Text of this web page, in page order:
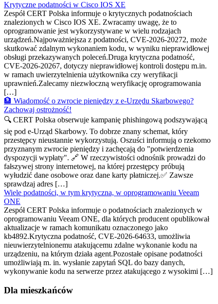
Krytyczne podatności w Cisco IOS XE
Zespół CERT Polska informuje o krytycznych podatnościach
znalezionych w Cisco IOS XE. Zwracamy uwagę, że to
oprogramowanie jest wykorzystywane w wielu rodzajach
urządzeń.Najpoważniejsza z podatności, CVE-2026-20272, może
skutkować zdalnym wykonaniem kodu, w wyniku nieprawidłowej
obsługi przekazywanych poleceń.Druga krytyczna podatność,
CVE-2026-20267, dotyczy nieprawidłowej kontroli dostępu m.in.
w ramach uwierzytelnienia użytkownika czy weryfikacji
uprawnień.Zalecamy niezwłoczną weryfikację oprogramowania
[…]
🏦 Wiadomość o zwrocie pieniędzy z e-Urzędu Skarbowego?
Zachowaj ostrożność!
🔍 CERT Polska obserwuje kampanię phishingową podszywającą
się pod e-Urząd Skarbowy. To dobrze znany schemat, który
przestępcy nieustannie wykorzystują. Oszuści informują o rzekomo
przyznanym zwrocie pieniędzy i zachęcają do "potwierdzenia
dyspozycji wypłaty". 🔗 W rzeczywistości odnośnik prowadzi do
fałszywej strony internetowej, na której przestępcy próbują
wyłudzić dane osobowe oraz dane karty płatniczej.✅ Zawsze
sprawdzaj adres […]
Wiele podatności, w tym krytyczna, w oprogramowaniu Veeam
ONE
Zespół CERT Polska informuje o podatnościach znalezionych w
oprogramowaniu Veeam ONE, dla których producent opublikował
aktualizacje w ramach komunikatu oznaczonego jako
kb4892.Krytyczna podatność, CVE-2026-64633, umożliwia
nieuwierzytelnionemu atakującemu zdalne wykonanie kodu na
urządzeniu, na którym działa agent.Pozostałe opisane podatności
umożliwiają m. in. wysłanie zapytań SQL do bazy danych,
wykonywanie kodu na serwerze przez atakującego z wysokimi […]
Dla mieszkańców